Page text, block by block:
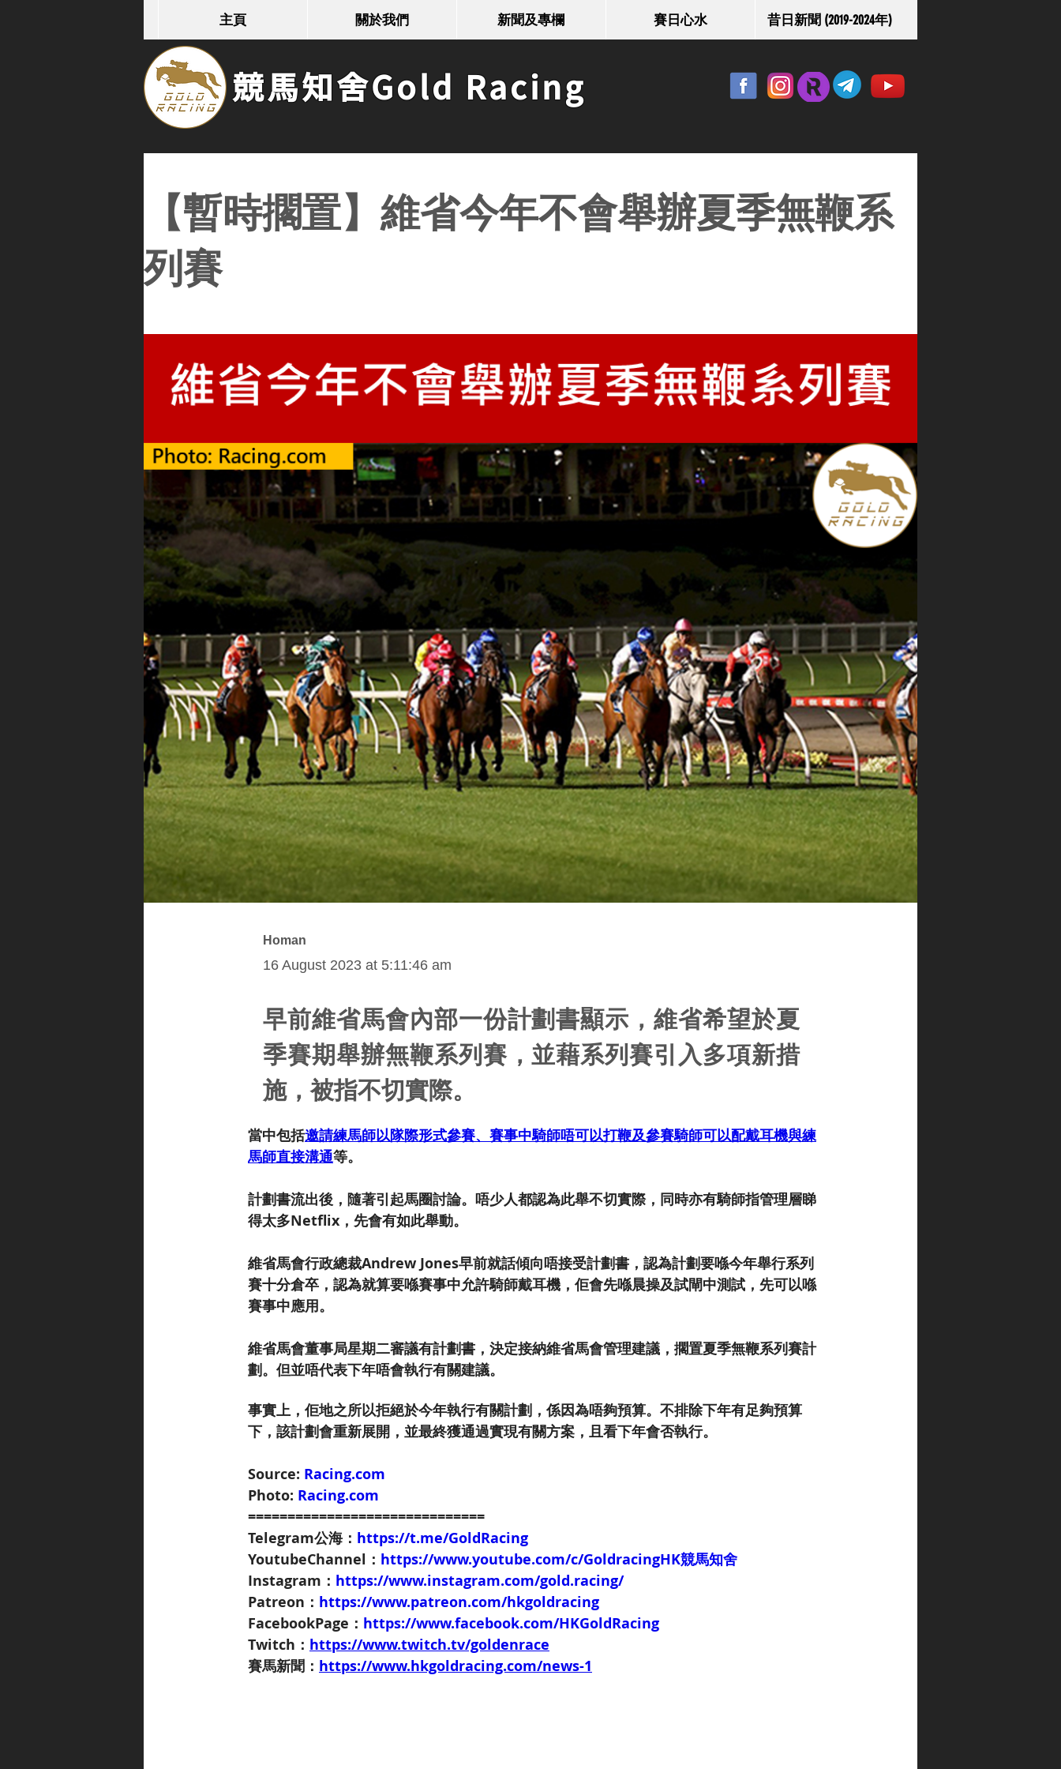
主頁 關於我們 新聞及專欄 賽日心水 昔日新聞 (2019-2024年)
競馬知舍Gold Racing
【暫時擱置】維省今年不會舉辦夏季無鞭系
列賽
Homan
16 August 2023 at 5:11:46 am
早前維省馬會內部一份計劃書顯示，維省希望於夏
季賽期舉辦無鞭系列賽，並藉系列賽引入多項新措
施，被指不切實際。
當中包括邀請練馬師以隊際形式參賽、賽事中騎師唔可以打鞭及參賽騎師可以配戴耳機與練
馬師直接溝通等。
計劃書流出後，隨著引起馬圈討論。唔少人都認為此舉不切實際，同時亦有騎師指管理層睇
得太多Netflix，先會有如此舉動。
維省馬會行政總裁Andrew Jones早前就話傾向唔接受計劃書，認為計劃要喺今年舉行系列
賽十分倉卒，認為就算要喺賽事中允許騎師戴耳機，佢會先喺晨操及試閘中測試，先可以喺
賽事中應用。
維省馬會董事局星期二審議有計劃書，決定接納維省馬會管理建議，擱置夏季無鞭系列賽計
劃。但並唔代表下年唔會執行有關建議。
事實上，佢地之所以拒絕於今年執行有關計劃，係因為唔夠預算。不排除下年有足夠預算
下，該計劃會重新展開，並最終獲通過實現有關方案，且看下年會否執行。
Source: Racing.com
Photo: Racing.com
==============================
Telegram公海： https://t.me/GoldRacing
YoutubeChannel： https://www.youtube.com/c/GoldracingHK競馬知舍
Instagram： https://www.instagram.com/gold.racing/
Patreon： https://www.patreon.com/hkgoldracing
FacebookPage： https://www.facebook.com/HKGoldRacing
Twitch： https://www.twitch.tv/goldenrace
賽馬新聞： https://www.hkgoldracing.com/news-1